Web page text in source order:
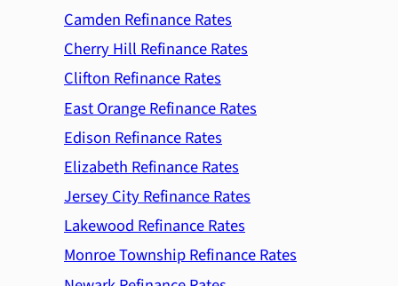
Camden Refinance Rates
Cherry Hill Refinance Rates
Clifton Refinance Rates
East Orange Refinance Rates
Edison Refinance Rates
Elizabeth Refinance Rates
Jersey City Refinance Rates
Lakewood Refinance Rates
Monroe Township Refinance Rates